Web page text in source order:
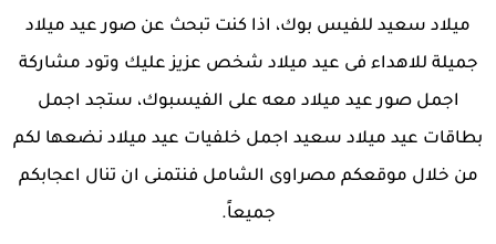
ميلاد سعيد للفيس بوك، اذا كنت تبحث عن صور عيد ميلاد
جميلة للاهداء فى عيد ميلاد شخص عزيز عليك وتود مشاركة
اجمل صور عيد ميلاد معه على الفيسبوك، ستجد اجمل
بطاقات عيد ميلاد سعيد اجمل خلفيات عيد ميلاد نضعها لكم
من خلال موقعكم مصراوى الشامل فنتمنى ان تنال اعجابكم
جميعاً.